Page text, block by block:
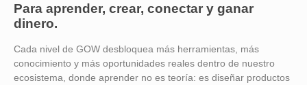
Para aprender, crear, conectar y ganar
dinero.
Cada nivel de GOW desbloquea más herramientas, más
conocimiento y más oportunidades reales dentro de nuestro
ecosistema, donde aprender no es teoría: es diseñar productos